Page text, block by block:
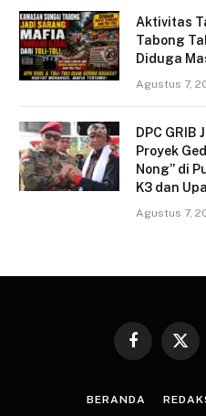
Aktivitas
Tabong
Diduga
Agustus 7,
DPC
Proyek
Nong” di
K3 dan
Agustus 7,
Facebook
X
BERANDA